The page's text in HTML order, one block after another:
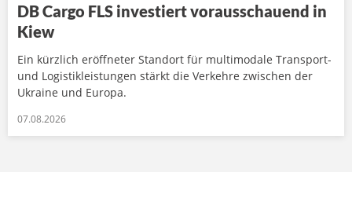
DB Cargo FLS investiert vorausschauend in
Kiew
Ein kürzlich eröffneter Standort für multimodale Transport-
und Logistikleistungen stärkt die Verkehre zwischen der
Ukraine und Europa.
07.08.2026